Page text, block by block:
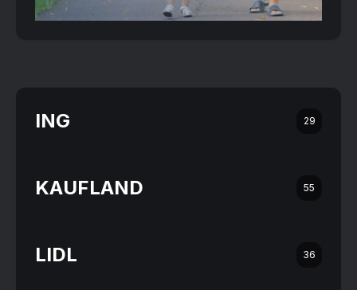
ING 29
KAUFLAND 55
LIDL 36